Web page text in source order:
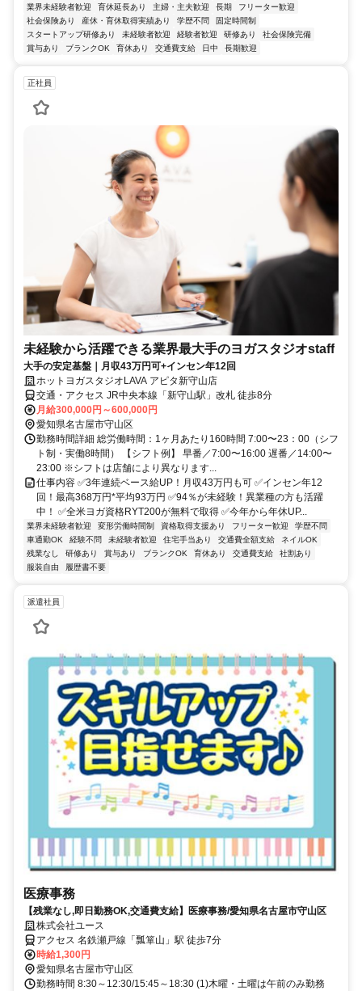
業界未経験者歓迎 育休延長あり 主婦・主夫歓迎 長期
フリーター歓迎
社会保険あり
産休・育休取得実績あり 学歴不問
固定時間制
スタートアップ研修あり
未経験者歓迎 経験者歓迎 研修あり
社会保険完備
賞与あり
ブランクOK 育休あり 交通費支給 日中 長期歓迎
正社員
未経験から活躍できる業界最大手のヨガスタジオstaff
大手の安定基盤｜月収43万円可+インセン年12回
ホットヨガスタジオLAVA アピタ新守山店
交通・アクセス JR中央本線「新守山駅」改札 徒歩8分
月給300,000円～600,000円
愛知県名古屋市守山区
勤務時間詳細 総労働時間：1ヶ月あたり160時間 7:00〜23：00（シフ
ト制・実働8時間） 【シフト例】 早番／7:00〜16:00 遅番／14:00〜
23:00 ※シフトは店舗により異なります...
仕事内容 ✅3年連続ベース給UP！月収43万円も可 ✅インセン年12
回！最高368万円*平均93万円 ✅94％が未経験！異業種の方も活躍
中！ ✅全米ヨガ資格RYT200が無料で取得 ✅今年から年休UP...
業界未経験者歓迎 変形労働時間制 資格取得支援あり フリーター歓迎
学歴不問
車通勤OK
経験不問 未経験者歓迎 住宅手当あり 交通費全額支給
ネイルOK
残業なし
研修あり 賞与あり ブランクOK 育休あり 交通費支給
社割あり
服装自由
履歴書不要
派遣社員
医療事務
【残業なし,即日勤務OK,交通費支給】医療事務/愛知県名古屋市守山区
株式会社ユース
アクセス 名鉄瀬戸線「瓢箪山」駅 徒歩7分
時給1,300円
愛知県名古屋市守山区
勤務時間 8:30～12:30/15:45～18:30 (1)木曜・土曜は午前のみ勤務